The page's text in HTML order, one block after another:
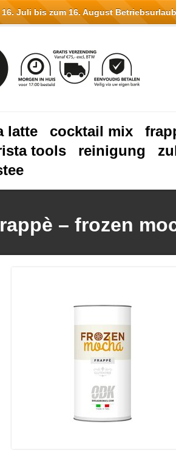
latte cocktail mix
tools reinigung
– frozen
Juli bis zum 16. August